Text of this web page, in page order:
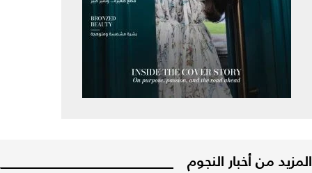
المزيد من أخبار النجوم